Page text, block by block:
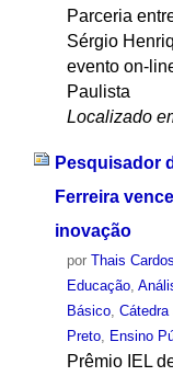
Parceria
Sérgio
evento on-
Paulista
Localizado
Pesquisador
Ferreira
inovação
por Thais
Educação,
Básico, Cátedra
Preto, Ensino
Prêmio IEL